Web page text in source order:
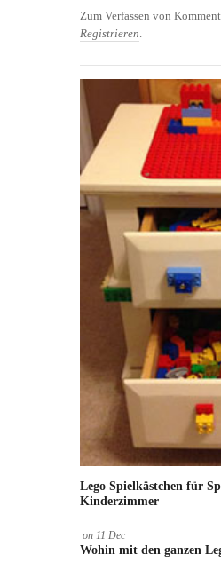
Zum Verfassen von
Registrieren.
Lego Spielkästchen für
Kinderzimmer
on 11 Dec
Wohin mit den ganzen